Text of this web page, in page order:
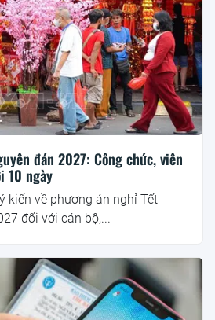
đán 2027: Công chức, viên
10 ngày
kiến về phương án nghỉ Tết
đối với cán bộ,...